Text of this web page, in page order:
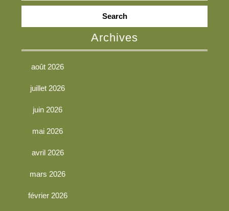
Search
Archives
août 2026
juillet 2026
juin 2026
mai 2026
avril 2026
mars 2026
février 2026